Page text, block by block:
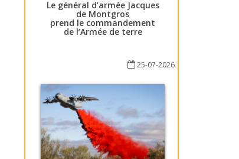
Le général d’armée Jacques
de Montgros
prend le commandement
de l’Armée de terre
25-07-2026